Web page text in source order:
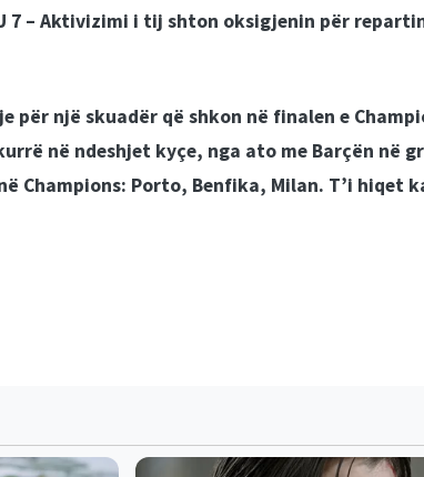
7 – Aktivizimi i tij shton oksigjenin për
një skuadër që shkon në finalen e
në ndeshjet kyçe, nga ato me Barçën në
Champions: Porto, Benfika, Milan. T’i hiqet